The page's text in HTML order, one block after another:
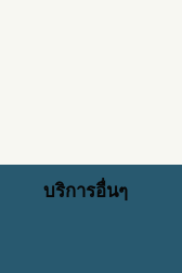
บริการอื่นๆ